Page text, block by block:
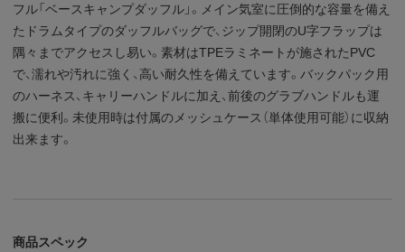
フル「ベースキャンプダッフル」。メイン気室に圧倒的な容量を備え
たドラムタイプのダッフルバッグで、ジップ開閉のU字フラップは
隅々までアクセスし易い。素材はTPEラミネートが施されたPVC
で、濡れや汚れに強く、高い耐久性を備えています。バックパック用
のハーネス、キャリーハンドルに加え、前後のグラブハンドルも運
搬に便利。未使用時は付属のメッシュケース（単体使用可能）に収納
出来ます。
商品スペック